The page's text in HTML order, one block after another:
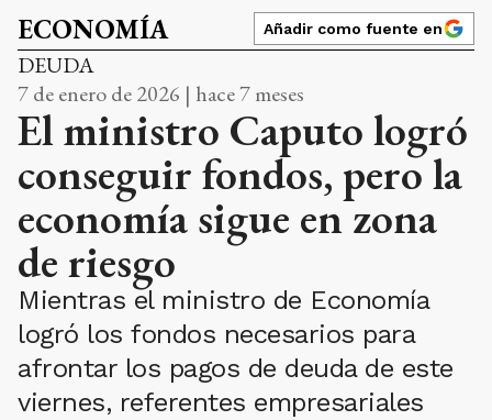
ECONOMÍA Añadir como fuente en
DEUDA
7 de enero de 2026 | hace 7 meses
El ministro Caputo logró
conseguir fondos, pero la
economía sigue en zona
de riesgo
Mientras el ministro de Economía
logró los fondos necesarios para
afrontar los pagos de deuda de este
viernes, referentes empresariales